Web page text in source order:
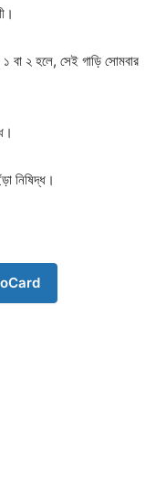
বা ২ হলে, সেই গাড়ি সোমবার
নিষিদ্ধ।